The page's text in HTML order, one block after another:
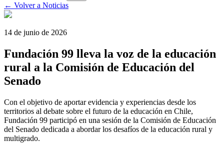
← Volver a Noticias
14 de junio de 2026
Fundación 99 lleva la voz de la educación
rural a la Comisión de Educación del
Senado
Con el objetivo de aportar evidencia y experiencias desde los
territorios al debate sobre el futuro de la educación en Chile,
Fundación 99 participó en una sesión de la Comisión de Educación
del Senado dedicada a abordar los desafíos de la educación rural y
multigrado.